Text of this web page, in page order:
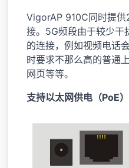
VigorAP 910C同时提
接。5G频段由于较少干
的连接，例如视频电话
时要求不那么高的普通
网页等等。
支持以太网供电（PoE